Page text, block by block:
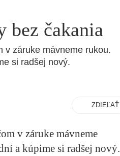
bez čakania
v záruke mávneme rukou.
si radšej nový.
ZDIEĽAŤ
v záruke mávneme
a kúpime si radšej nový.